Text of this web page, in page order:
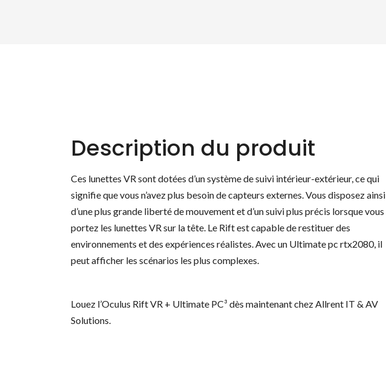
Description du produit
Ces lunettes VR sont dotées d’un système de suivi intérieur-extérieur, ce qui
signifie que vous n’avez plus besoin de capteurs externes. Vous disposez ainsi
d’une plus grande liberté de mouvement et d’un suivi plus précis lorsque vous
portez les lunettes VR sur la tête. Le Rift est capable de restituer des
environnements et des expériences réalistes. Avec un Ultimate pc rtx2080, il
peut afficher les scénarios les plus complexes.
Louez l’Oculus Rift VR + Ultimate PC³ dès maintenant chez Allrent IT & AV
Solutions.